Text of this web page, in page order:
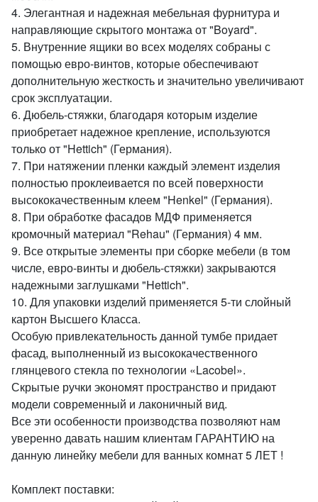
4. Элегантная и надежная мебельная фурнитура и
направляющие скрытого монтажа от "Boyard".
5. Внутренние ящики во всех моделях собраны с
помощью евро-винтов, которые обеспечивают
дополнительную жесткость и значительно увеличивают
срок эксплуатации.
6. Дюбель-стяжки, благодаря которым изделие
приобретает надежное крепление, используются
только от "Hettich" (Германия).
7. При натяжении пленки каждый элемент изделия
полностью проклеивается по всей поверхности
высококачественным клеем "Henkel" (Германия).
8. При обработке фасадов МДФ применяется
кромочный материал "Rehau" (Германия) 4 мм.
9. Все открытые элементы при сборке мебели (в том
числе, евро-винты и дюбель-стяжки) закрываются
надежными заглушками "Hettich".
10. Для упаковки изделий применяется 5-ти слойный
картон Высшего Класса.
Особую привлекательность данной тумбе придает
фасад, выполненный из высококачественного
глянцевого стекла по технологии «Lacobel».
Скрытые ручки экономят пространство и придают
модели современный и лаконичный вид.
Все эти особенности производства позволяют нам
уверенно давать нашим клиентам ГАРАНТИЮ на
данную линейку мебели для ванных комнат 5 ЛЕТ !
Комплект поставки: